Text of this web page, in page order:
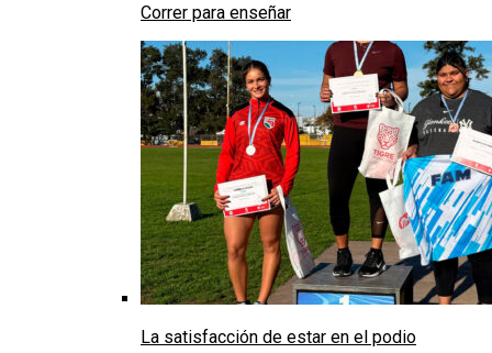
Correr para enseñar
La satisfacción de estar en el podio